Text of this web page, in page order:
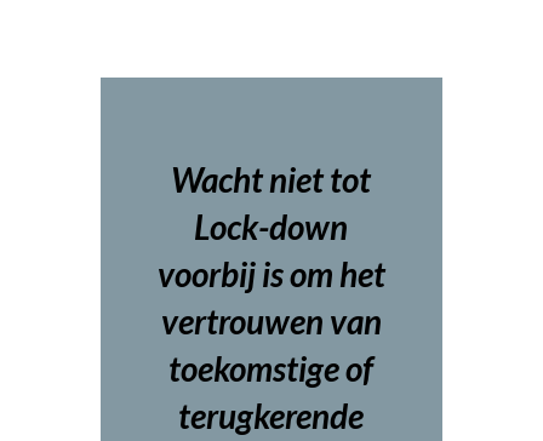
Wacht niet tot
Lock-down
voorbij is om het
vertrouwen van
toekomstige of
terugkerende